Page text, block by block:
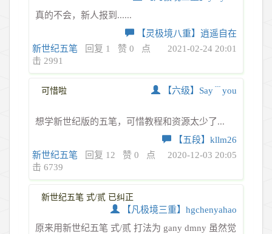
真的不会，新人报到......
【灵极境八重】逍遥自在
2021-02-24 20:01
新世纪五笔 回复 1 赞 0
点
击 2991
可惜啦 【六级】Say﹉you
想学新世纪版的五笔，可惜教程和资源太少了...
【五段】kllm26
2020-12-03 20:05
新世纪五笔 回复 12 赞 0
点
击 6739
新世纪五笔 式/贰 已纠正
【凡极境三重】hgchenyahao
原来用新世纪五笔 式/贰 打法为 gany dmny 虽然觉